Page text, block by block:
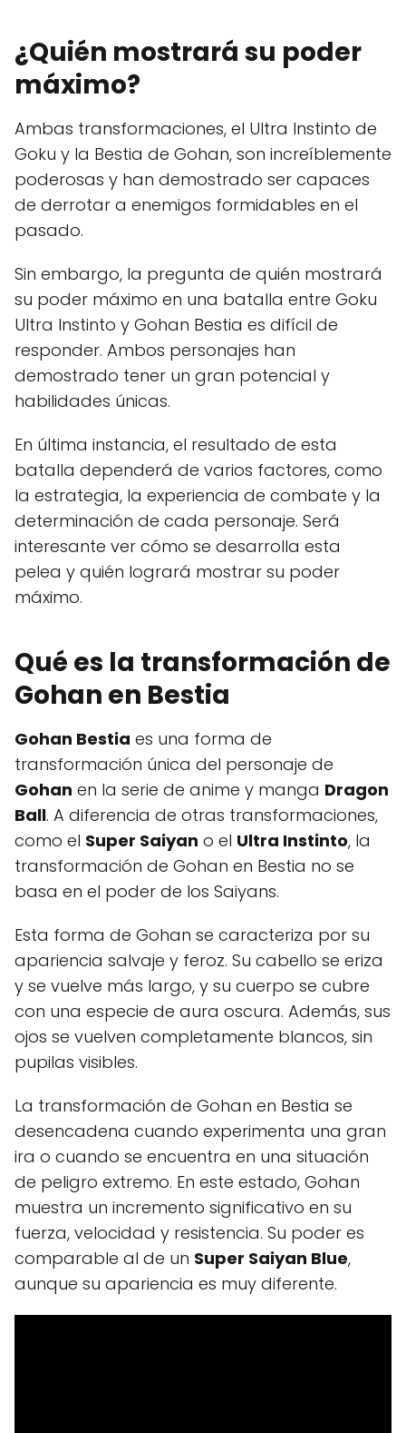
¿Quién mostrará su poder
máximo?
Ambas transformaciones, el Ultra Instinto de
Goku y la Bestia de Gohan, son increíblemente
poderosas y han demostrado ser capaces
de derrotar a enemigos formidables en el
pasado.
Sin embargo, la pregunta de quién mostrará
su poder máximo en una batalla entre Goku
Ultra Instinto y Gohan Bestia es difícil de
responder. Ambos personajes han
demostrado tener un gran potencial y
habilidades únicas.
En última instancia, el resultado de esta
batalla dependerá de varios factores, como
la estrategia, la experiencia de combate y la
determinación de cada personaje. Será
interesante ver cómo se desarrolla esta
pelea y quién logrará mostrar su poder
máximo.
Qué es la transformación de
Gohan en Bestia
Gohan Bestia es una forma de
transformación única del personaje de
Gohan en la serie de anime y manga Dragon
Ball. A diferencia de otras transformaciones,
como el Super Saiyan o el Ultra Instinto, la
transformación de Gohan en Bestia no se
basa en el poder de los Saiyans.
Esta forma de Gohan se caracteriza por su
apariencia salvaje y feroz. Su cabello se eriza
y se vuelve más largo, y su cuerpo se cubre
con una especie de aura oscura. Además, sus
ojos se vuelven completamente blancos, sin
pupilas visibles.
La transformación de Gohan en Bestia se
desencadena cuando experimenta una gran
ira o cuando se encuentra en una situación
de peligro extremo. En este estado, Gohan
muestra un incremento significativo en su
fuerza, velocidad y resistencia. Su poder es
comparable al de un Super Saiyan Blue,
aunque su apariencia es muy diferente.